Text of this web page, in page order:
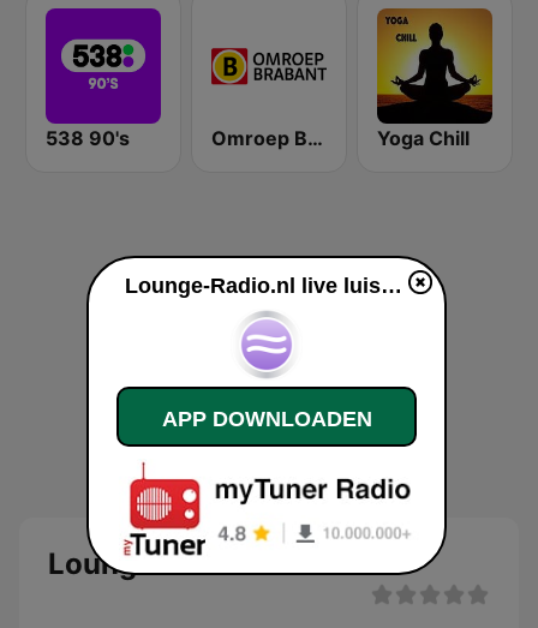
538 90's Omroep Brabant Yoga Chill
Lounge-Radio.nl
Lounge-Radio.nl live luisteren
APP DOWNLOADEN